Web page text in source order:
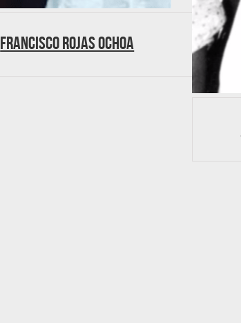
Francisco Rojas Ochoa